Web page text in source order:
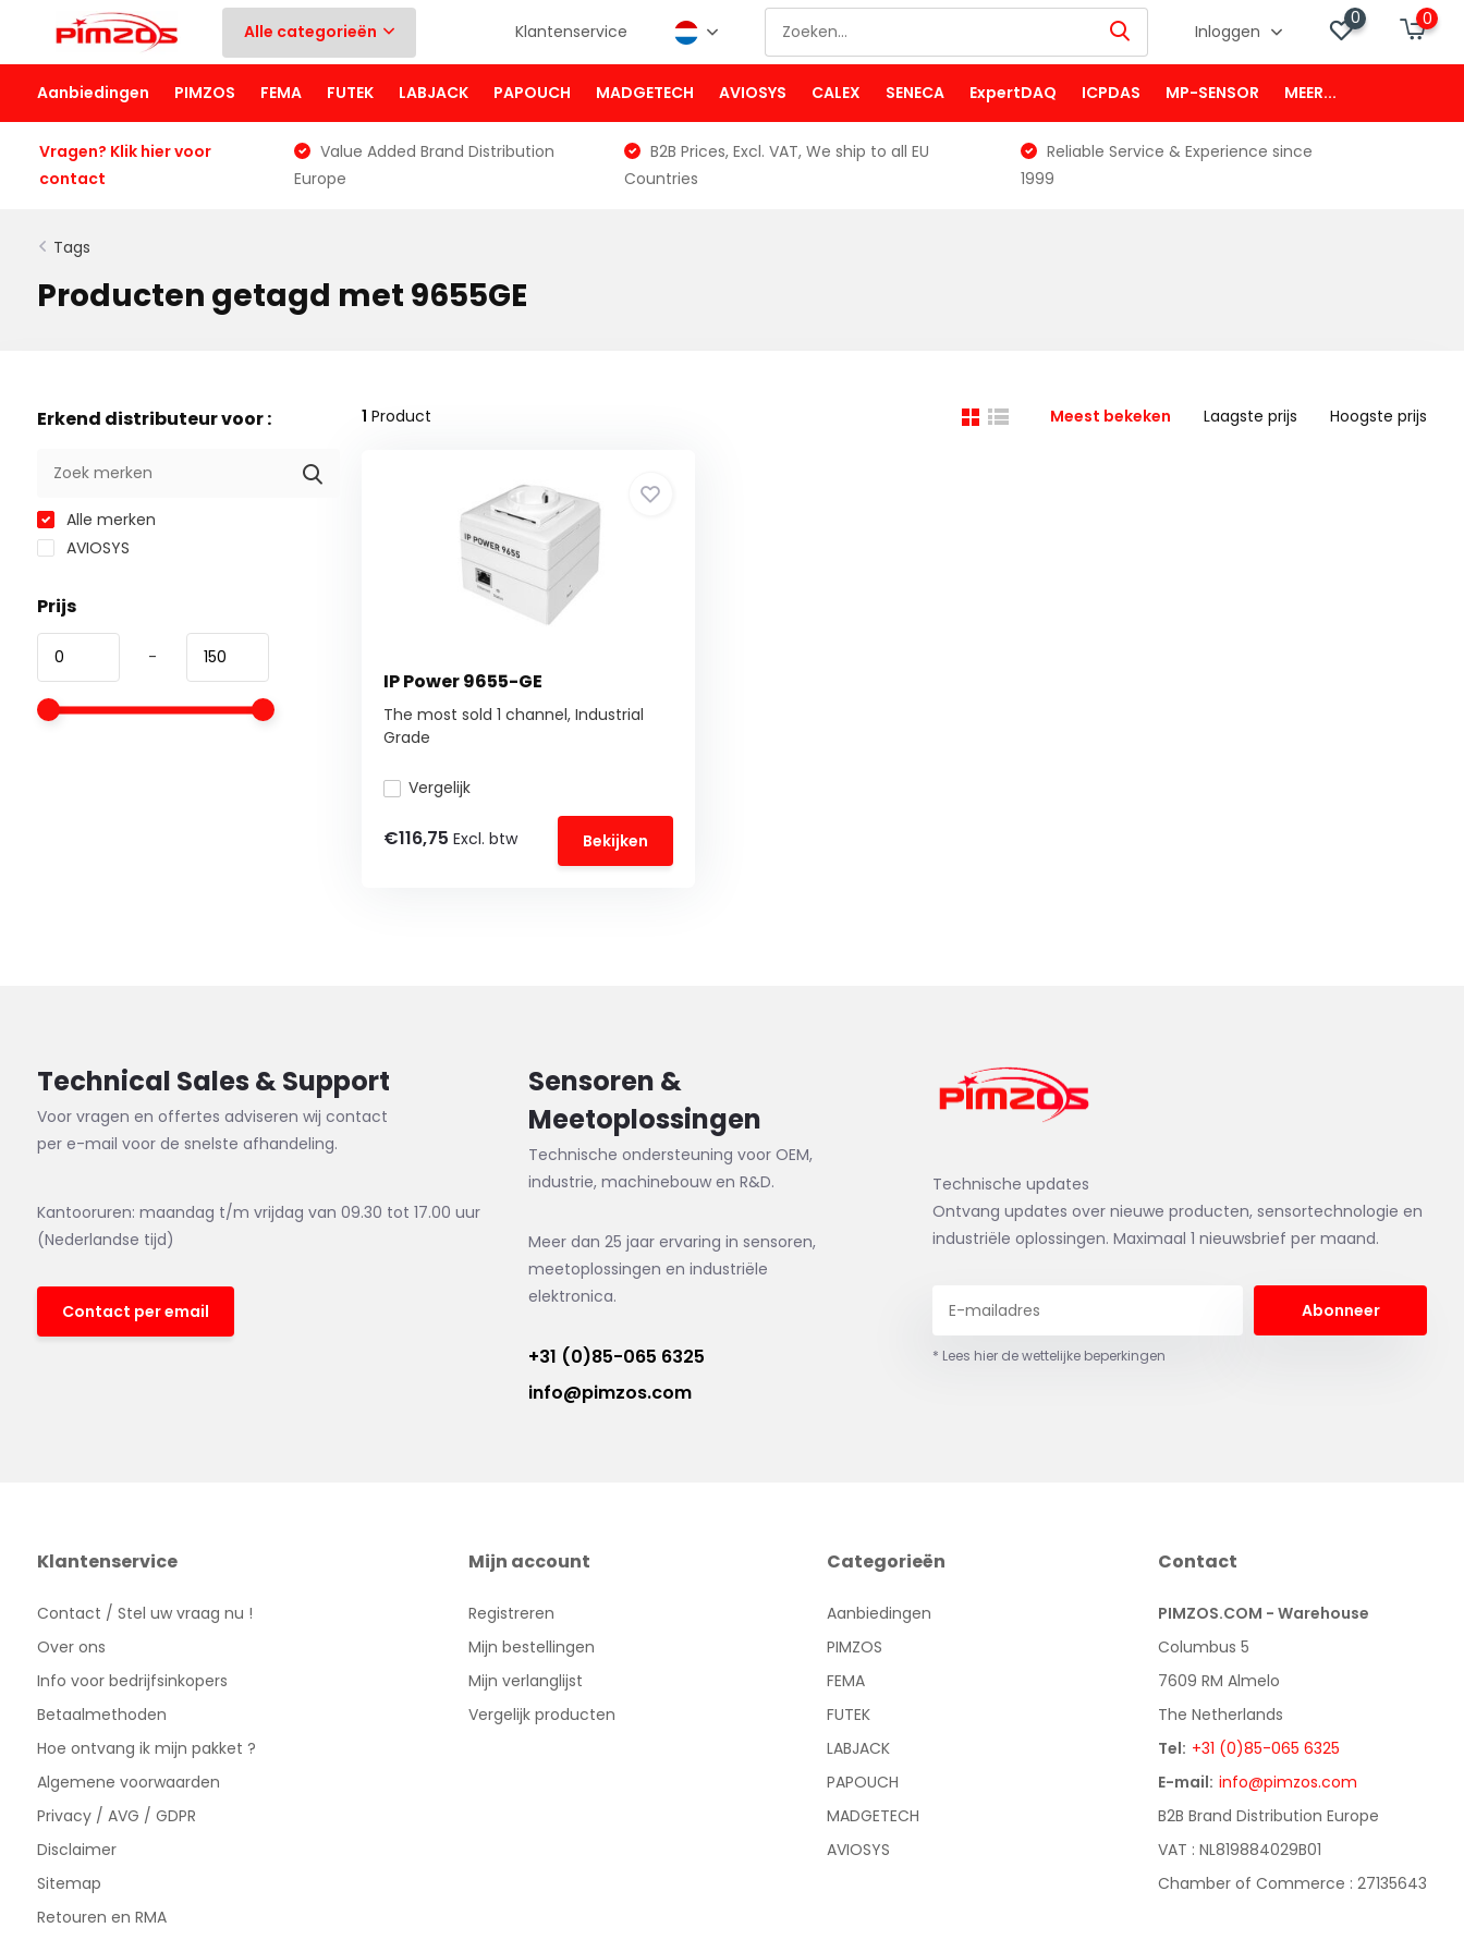
Alle categorieën Klantenservice Inloggen
0 0
Aanbiedingen PIMZOS FEMA FUTEK LABJACK PAPOUCH MADGETECH AVIOSYS CALEX SENECA ExpertDAQ ICPDAS MP-SENSOR MEER...
Vragen? Klik hier voor
contact
Value Added Brand Distribution
Europe
B2B Prices, Excl. VAT, We ship to all EU
Countries
Reliable Service & Experience since
1999
Tags
Producten getagd met 9655GE
Erkend distributeur voor :
Alle merken
AVIOSYS
Prijs
-
1 Product Meest bekeken Laagste prijs Hoogste prijs
IP Power 9655-GE
The most sold 1 channel, Industrial
Grade
Vergelijk
€116,75 Excl. btw Bekijken
Technical Sales & Support
Voor vragen en offertes adviseren wij contact
per e-mail voor de snelste afhandeling.
Kantooruren: maandag t/m vrijdag van 09.30 tot 17.00 uur
(Nederlandse tijd)
Contact per email
Sensoren &
Meetoplossingen
Technische ondersteuning voor OEM,
industrie, machinebouw en R&D.
Meer dan 25 jaar ervaring in sensoren,
meetoplossingen en industriële
elektronica.
+31 (0)85-065 6325
info@pimzos.com
Technische updates
Ontvang updates over nieuwe producten, sensortechnologie en
industriële oplossingen. Maximaal 1 nieuwsbrief per maand.
Abonneer
* Lees hier de wettelijke beperkingen
Klantenservice
Contact / Stel uw vraag nu !
Over ons
Info voor bedrijfsinkopers
Betaalmethoden
Hoe ontvang ik mijn pakket ?
Algemene voorwaarden
Privacy / AVG / GDPR
Disclaimer
Sitemap
Retouren en RMA
Mijn account
Registreren
Mijn bestellingen
Mijn verlanglijst
Vergelijk producten
Categorieën
Aanbiedingen
PIMZOS
FEMA
FUTEK
LABJACK
PAPOUCH
MADGETECH
AVIOSYS
Contact
PIMZOS.COM - Warehouse
Columbus 5
7609 RM Almelo
The Netherlands
Tel: +31 (0)85-065 6325
E-mail: info@pimzos.com
B2B Brand Distribution Europe
VAT : NL819884029B01
Chamber of Commerce : 27135643